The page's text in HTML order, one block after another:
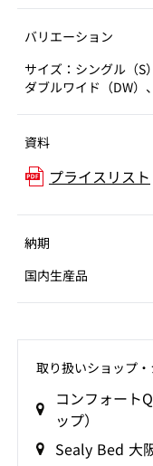
バリエーション
サイズ：シングル（S
ダブルワイド（DW）
資料
プライスリスト
納期
国内生産品
取り扱いショップ‧
コンフォート
ップ）
Sealy Bed 大